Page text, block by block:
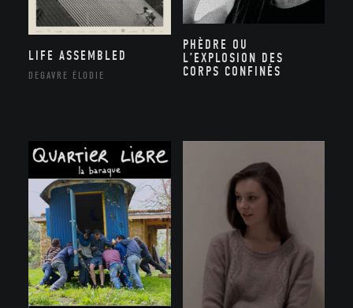
LIFE ASSEMBLED
DEGAVRE ÉLODIE
PHÈDRE OU
L’EXPLOSION DES
CORPS CONFINÉS